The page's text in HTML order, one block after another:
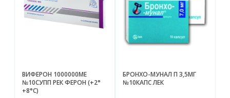
ВИФЕРОН 1000000МЕ
№10СУПП РЕК ФЕРОН (+2°
+8°С)
БРОНХО-МУНАЛ П 3,5МГ
№10КАПС ЛЕК